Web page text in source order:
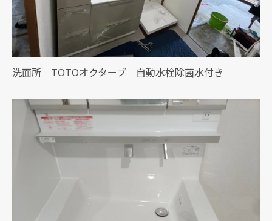
洗面所 TOTOオクターブ 自動水栓除菌水付き